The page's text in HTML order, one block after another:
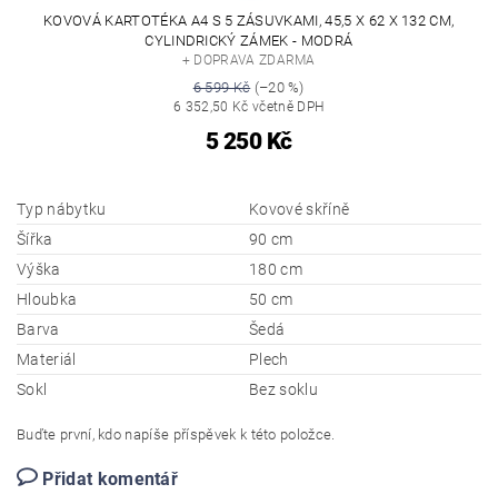
KOVOVÁ KARTOTÉKA A4 S 5 ZÁSUVKAMI, 45,5 X 62 X 132 CM,
CYLINDRICKÝ ZÁMEK - MODRÁ
+ DOPRAVA ZDARMA
6 599 Kč(–20 %)
6 352,50 Kč včetně DPH
5 250 Kč
Typ nábytku
Kovové skříně
Šířka
90 cm
Výška
180 cm
Hloubka
50 cm
Barva
Šedá
Materiál
Plech
Sokl
Bez soklu
Buďte první, kdo napíše příspěvek k této položce.
Přidat komentář